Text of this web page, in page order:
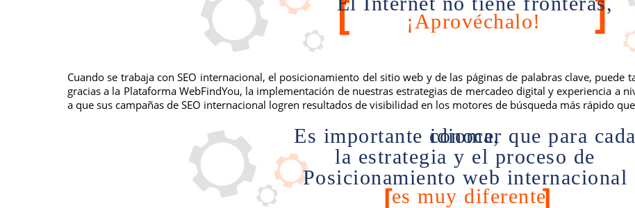
¡Aprovéchalo!
Cuando se trabaja con SEO internacional, el posicionamiento del sitio web y de las páginas de palabras clave,
gracias a la Plataforma WebFindYou, la implementación de nuestras estrategias de mercadeo digital y experiencia a
a que sus campañas de SEO internacional logren resultados de visibilidad en los motores de búsqueda más rápido
Es importante conocer que para cada idioma,
la estrategia y el proceso de
Posicionamiento web internacional
es muy diferente